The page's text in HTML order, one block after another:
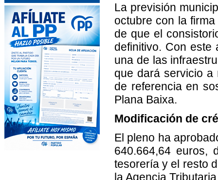
La previsión
octubre con la
de que el
definitivo. Con este
una de las
que dará servicio a
de referencia en
Plana Baixa.
Modificación de
El pleno ha
640.664,64 euros,
tesorería y el resto
la Agencia